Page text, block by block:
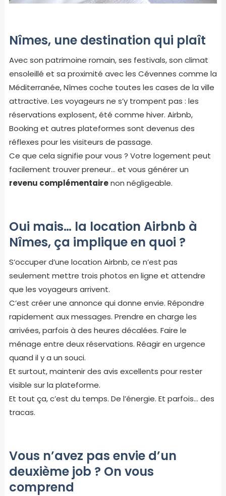
Nîmes, une destination qui plaît
Avec son patrimoine romain, ses festivals, son climat
ensoleillé et sa proximité avec les Cévennes comme la
Méditerranée, Nîmes coche toutes les cases de la ville
attractive. Les voyageurs ne s’y trompent pas : les
réservations explosent, été comme hiver. Airbnb,
Booking et autres plateformes sont devenus des
réflexes pour les visiteurs de passage.
Ce que cela signifie pour vous ? Votre logement peut
facilement trouver preneur… et vous générer un
revenu complémentairenon négligeable.
Oui mais… la location Airbnb à
Nîmes, ça implique en quoi ?
S’occuper d’une location Airbnb, ce n’est pas
seulement mettre trois photos en ligne et attendre
que les voyageurs arrivent.
C’est créer une annonce qui donne envie. Répondre
rapidement aux messages. Prendre en charge les
arrivées, parfois à des heures décalées. Faire le
ménage entre deux réservations. Réagir en urgence
quand il y a un souci.
Et surtout, maintenir des avis excellents pour rester
visible sur la plateforme.
Et tout ça, c’est du temps. De l’énergie. Et parfois… des
tracas.
Vous n’avez pas envie d’un
deuxième job ? On vous
comprend